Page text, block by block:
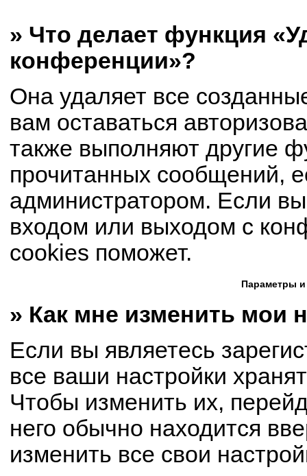
» Что делает функция
конференции»?
Она удаляет все
вам оставаться
также выполняют другие
прочитанных сообщений,
администратором. Если
входом или выходом с
cookies поможет.
Параметры и
» Как мне изменить мои
Если вы являетесь
все ваши настройки
Чтобы изменить их,
него обычно находится
изменить все свои